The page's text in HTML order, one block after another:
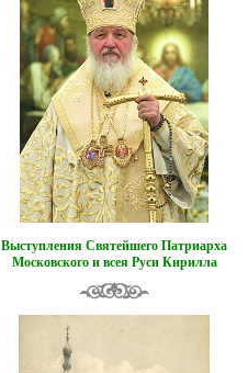
Выступления Святейшего Патриарха
Московского и всея Руси Кирилла